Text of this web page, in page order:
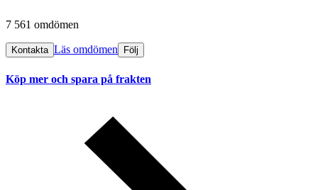
7 561 omdömen
Kontakta Läs omdömen Följ
Köp mer och spara på frakten